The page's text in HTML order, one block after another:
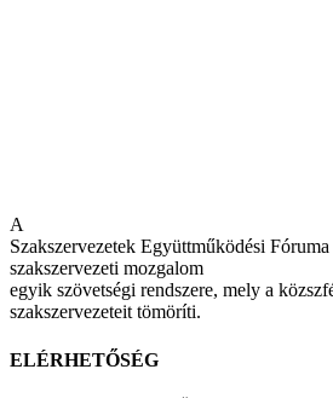
A
Szakszervezetek Együttműködési
szakszervezeti mozgalom
egyik szövetségi rendszere, mely a
szakszervezeteit tömöríti.
ELÉRHETŐSÉG